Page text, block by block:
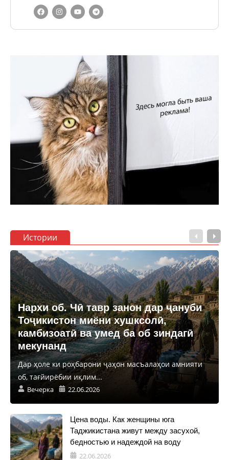
Истории
Нархи об. Чӣ тавр занон дар ҷануби
Тоҷикистон миёни хушксолӣ,
камбизоатӣ ва умед ба об зиндагӣ
мекунанд
Дар ҳоле ки роҳбарони ҷаҳон масъалаҳои амнияти
об, тағйирёбии иқлим...
Вечерка 22.06.2026
Цена воды. Как женщины юга
Таджикистана живут между засухой,
бедностью и надеждой на воду
22.06.2026